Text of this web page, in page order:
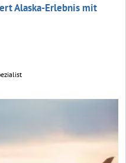
Alaska-Erlebnis mit